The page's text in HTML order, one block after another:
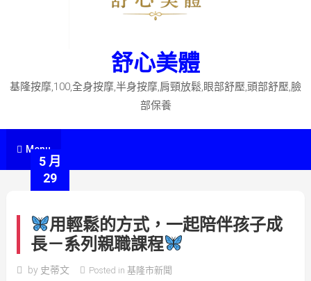
舒心美體
基隆按摩,100,全身按摩,半身按摩,肩頸放鬆,眼部舒壓,頭部舒壓,臉
部保養
Menu
5 月
29
用輕鬆的方式，一起陪伴孩子成
長－系列親職課程
by 史蒂文 Posted in 基隆市新聞